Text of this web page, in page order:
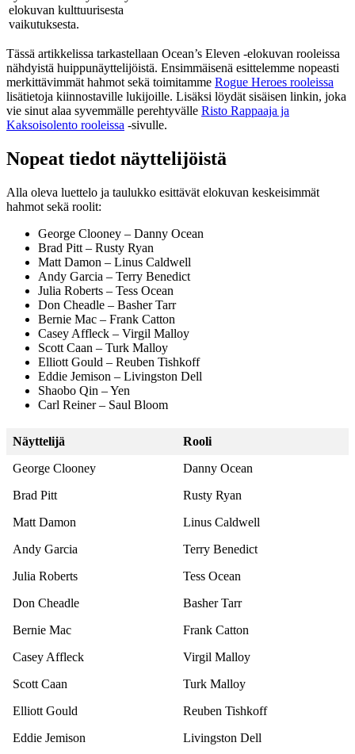
elokuvan kulttuurisesta
vaikutuksesta.
Tässä artikkelissa tarkastellaan Ocean’s Eleven -elokuvan rooleissa
nähdyistä huippunäyttelijöistä. Ensimmäisenä esittelemme nopeasti
merkittävimmät hahmot sekä toimitamme Rogue Heroes rooleissa
lisätietoja kiinnostaville lukijoille. Lisäksi löydät sisäisen linkin, joka
vie sinut alaa syvemmälle perehtyvälle Risto Rappaaja ja
Kaksoisolento rooleissa -sivulle.
Nopeat tiedot näyttelijöistä
Alla oleva luettelo ja taulukko esittävät elokuvan keskeisimmät
hahmot sekä roolit:
George Clooney – Danny Ocean
Brad Pitt – Rusty Ryan
Matt Damon – Linus Caldwell
Andy Garcia – Terry Benedict
Julia Roberts – Tess Ocean
Don Cheadle – Basher Tarr
Bernie Mac – Frank Catton
Casey Affleck – Virgil Malloy
Scott Caan – Turk Malloy
Elliott Gould – Reuben Tishkoff
Eddie Jemison – Livingston Dell
Shaobo Qin – Yen
Carl Reiner – Saul Bloom
Näyttelijä
Rooli
George Clooney
Danny Ocean
Brad Pitt
Rusty Ryan
Matt Damon
Linus Caldwell
Andy Garcia
Terry Benedict
Julia Roberts
Tess Ocean
Don Cheadle
Basher Tarr
Bernie Mac
Frank Catton
Casey Affleck
Virgil Malloy
Scott Caan
Turk Malloy
Elliott Gould
Reuben Tishkoff
Eddie Jemison
Livingston Dell